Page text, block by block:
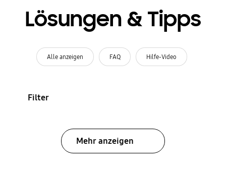
Lösungen & Tipps
Alle anzeigen FAQ Hilfe-Video
Filter
Mehr anzeigen